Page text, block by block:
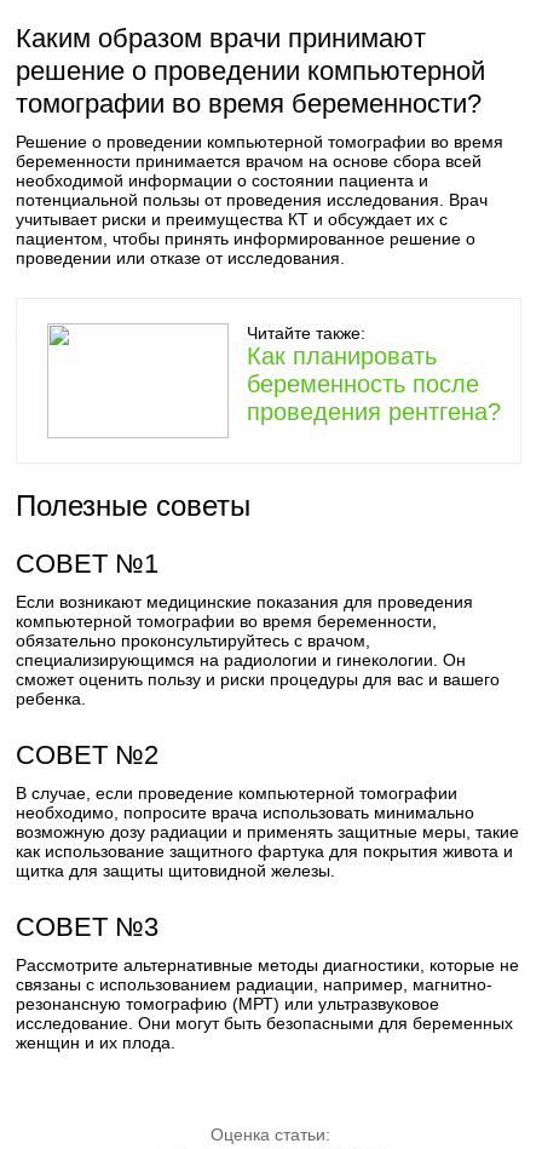
Каким образом врачи принимают
решение о проведении компьютерной
томографии во время беременности?
Решение о проведении компьютерной томографии во время
беременности принимается врачом на основе сбора всей
необходимой информации о состоянии пациента и
потенциальной пользы от проведения исследования. Врач
учитывает риски и преимущества КТ и обсуждает их с
пациентом, чтобы принять информированное решение о
проведении или отказе от исследования.
Читайте также:
Как планировать
беременность после
проведения рентгена?
Полезные советы
СОВЕТ №1
Если возникают медицинские показания для проведения
компьютерной томографии во время беременности,
обязательно проконсультируйтесь с врачом,
специализирующимся на радиологии и гинекологии. Он
сможет оценить пользу и риски процедуры для вас и вашего
ребенка.
СОВЕТ №2
В случае, если проведение компьютерной томографии
необходимо, попросите врача использовать минимально
возможную дозу радиации и применять защитные меры, такие
как использование защитного фартука для покрытия живота и
щитка для защиты щитовидной железы.
СОВЕТ №3
Рассмотрите альтернативные методы диагностики, которые не
связаны с использованием радиации, например, магнитно-
резонансную томографию (МРТ) или ультразвуковое
исследование. Они могут быть безопасными для беременных
женщин и их плода.
Оценка статьи: